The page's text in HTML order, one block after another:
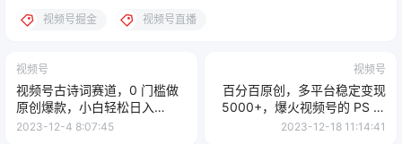
视频号掘金 视频号直播
视频号
视频号古诗词赛道，0 门槛做
原创爆款，小白轻松日入
500+
2023-12-4 8:07:45
视频号
百分百原创，多平台稳定变现
5000+，爆火视频号的 PS 溶
图项目，手把手教你上手！
2023-12-18 11:14:41